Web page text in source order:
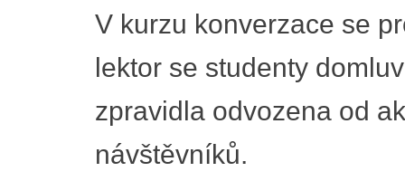
V kurzu konverzace se
lektor se studenty
zpravidla odvozena od
návštěvníků.